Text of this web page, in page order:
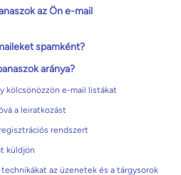
az Ön e-mail
spamként?
aránya?
kölcsönözzön e-mail listákat
a leiratkozást
rendszert
küldjön
az üzenetek és a tárgysorok